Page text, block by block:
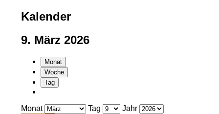
Kalender
9. März 2026
Monat
Woche
Tag
Monat Tag Jahr